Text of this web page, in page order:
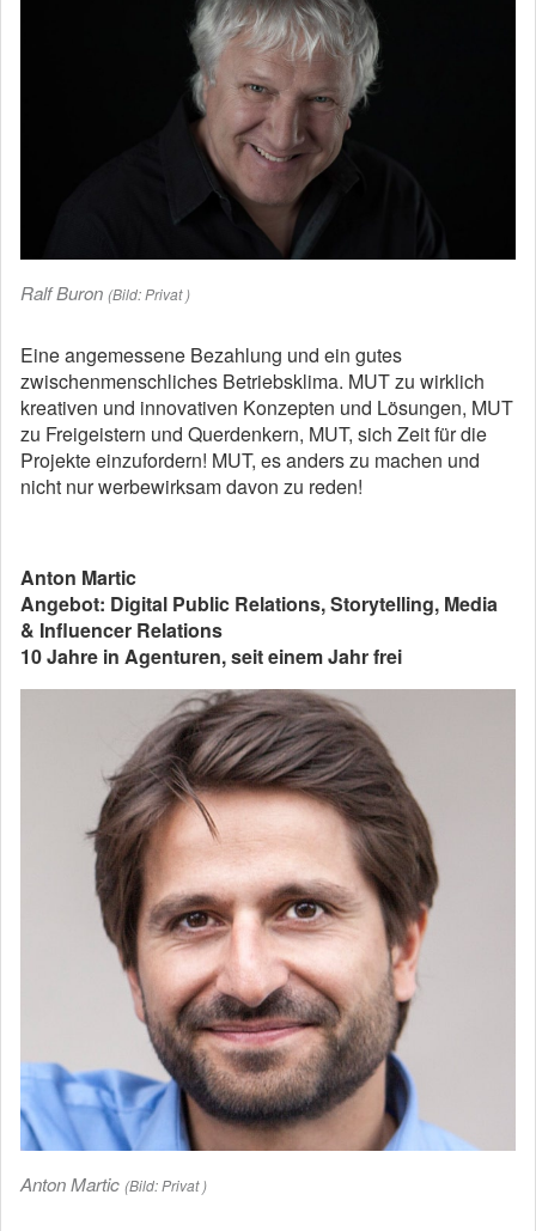
Ralf Buron (Bild: Privat )
Eine angemessene Bezahlung und ein gutes
zwischenmenschliches Betriebsklima. MUT zu wirklich
kreativen und innovativen Konzepten und Lösungen, MUT
zu Freigeistern und Querdenkern, MUT, sich Zeit für die
Projekte einzufordern! MUT, es anders zu machen und
nicht nur werbewirksam davon zu reden!
Anton Martic
Angebot: Digital Public Relations, Storytelling, Media
& Influencer Relations
10 Jahre in Agenturen, seit einem Jahr frei
Anton Martic (Bild: Privat )